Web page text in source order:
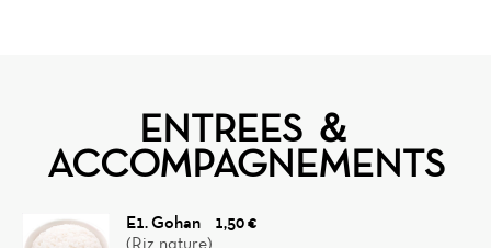
ENTREES ＆
ACCOMPAGNEMENTS
E1. Gohan
1,50 €
(Riz nature)